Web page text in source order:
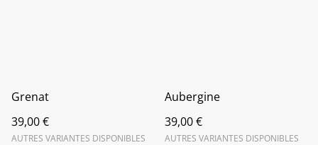
Grenat
39,00 €
AUTRES VARIANTES DISPONIBLES
Aubergine
39,00 €
AUTRES VARIANTES DISPONIBLES